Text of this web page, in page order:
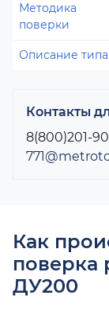
Методика
поверки
Описание типа
Контакты
8(800)201-
Как
поверка
ДУ200